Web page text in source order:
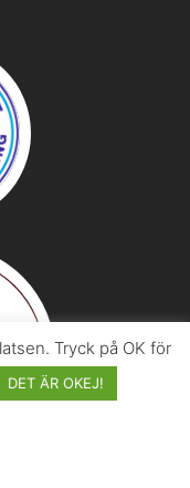
Tryck på OK för
DET ÄR OKEJ!